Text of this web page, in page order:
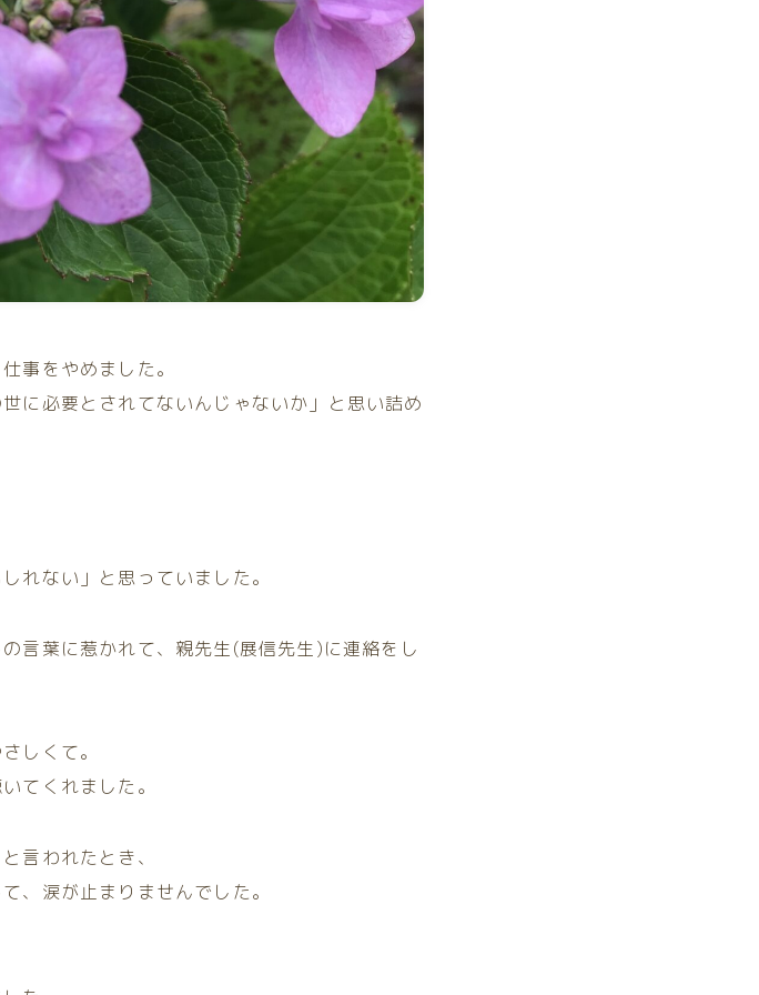
事をやめました。
に必要とされてないんじゃないか」と思い詰め
れない」と思っていました。
言葉に惹かれて、親先生(展信先生)に連絡をし
しくて。
てくれました。
言われたとき、
、涙が止まりませんでした。